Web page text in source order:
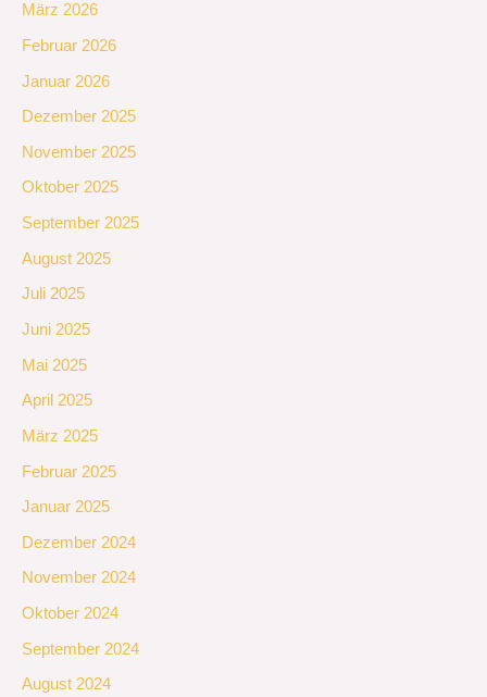
März 2026
Februar 2026
Januar 2026
Dezember 2025
November 2025
Oktober 2025
September 2025
August 2025
Juli 2025
Juni 2025
Mai 2025
April 2025
März 2025
Februar 2025
Januar 2025
Dezember 2024
November 2024
Oktober 2024
September 2024
August 2024